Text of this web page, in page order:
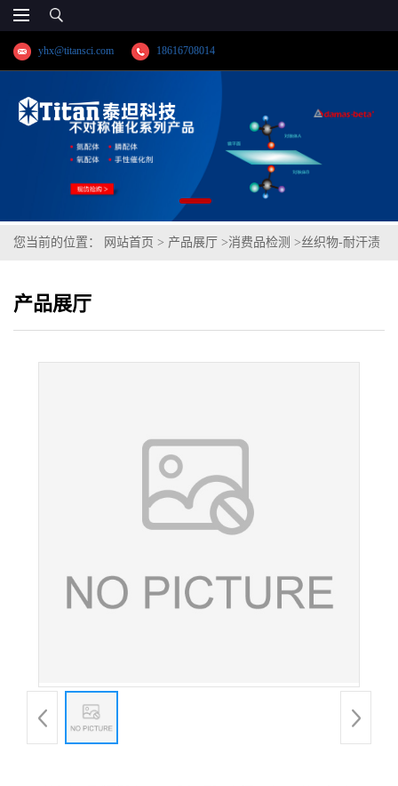
yhx@titansci.com 18616708014
您当前的位置： 网站首页 > 产品展厅 >消费品检测 >丝织物-耐汗渍
产品展厅